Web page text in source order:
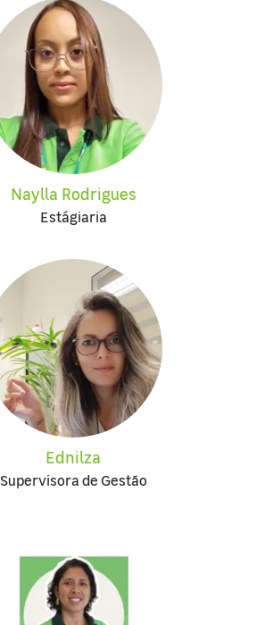
Naylla Rodrigues
Estágiaria
Ednilza
Supervisora de Gestão